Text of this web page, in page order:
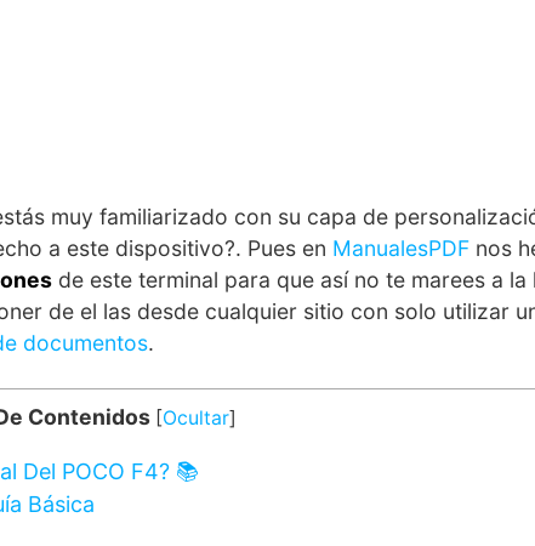
muy familiarizado con su capa de
a este dispositivo?. Pues en ManualesPDF nos
de este terminal para que así no te marees a la
de el las desde cualquier sitio con solo utilizar
documentos.
Contenidos [Ocultar]
Del POCO F4? 📚
Básica